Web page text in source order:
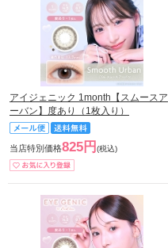
アイジェニック 1month【スムースア
ーバン】度あり（1枚入り）
当店特別価格825円 (税込)